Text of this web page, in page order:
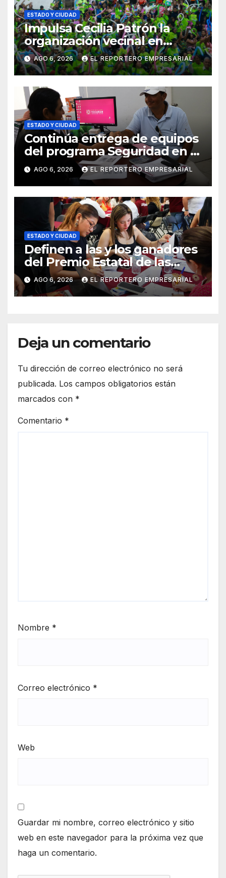
ESTADO Y CIUDAD
Impulsa Cecilia Patrón la
organización vecinal en
Mérida y suma a comités de
vigilancia en la prevención
social del delito
AGO 6, 2026 EL REPORTERO EMPRESARIAL
ESTADO Y CIUDAD
Continúa entrega de equipos
del programa Seguridad en el
Mar
AGO 6, 2026 EL REPORTERO EMPRESARIAL
ESTADO Y CIUDAD
Definen a las y los ganadores
del Premio Estatal de las
Juventudes 2026
AGO 6, 2026 EL REPORTERO EMPRESARIAL
Deja un comentario
Tu dirección de correo electrónico no será
publicada. Los campos obligatorios están
marcados con *
Comentario *
Nombre *
Correo electrónico *
Web
Guardar mi nombre, correo electrónico y sitio
web en este navegador para la próxima vez que
haga un comentario.